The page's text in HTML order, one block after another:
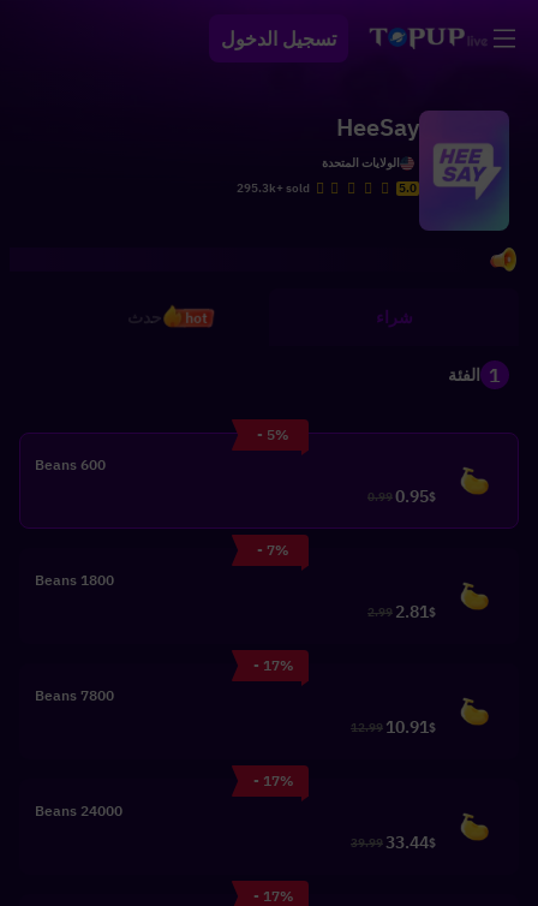
تسجيل الدخول
HeeSay
الولايات المتحدة
5.0
295.3k+ sold
شراء حدث hot
1 الفئة
- 5%
600 Beans
$
0.95
0.99
- 7%
1800 Beans
$
2.81
2.99
- 17%
7800 Beans
$
10.91
12.99
- 17%
24000 Beans
$
33.44
39.99
- 17%